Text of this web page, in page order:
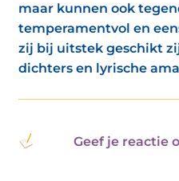
maar kunnen ook
temperamentvol en
zij bij uitstek geschikt
dichters en lyrische
Geef je reactie